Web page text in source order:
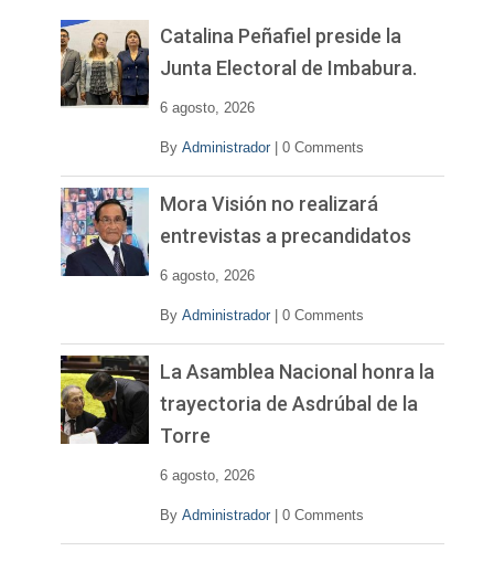
Catalina Peñafiel preside la
Junta Electoral de Imbabura.
6 agosto, 2026
By Administrador 0 Comments
Mora Visión no realizará
entrevistas a precandidatos
6 agosto, 2026
By Administrador 0 Comments
La Asamblea Nacional honra la
trayectoria de Asdrúbal de la
Torre
6 agosto, 2026
By Administrador 0 Comments